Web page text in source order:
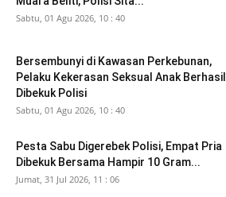
Sabtu, 01 Agu 2026, 10 : 40
Bersembunyi di Kawasan Perkebunan,
Pelaku Kekerasan Seksual Anak Berhasil
Dibekuk Polisi
Sabtu, 01 Agu 2026, 10 : 40
Pesta Sabu Digerebek Polisi, Empat Pria
Dibekuk Bersama Hampir 10 Gram...
Jumat, 31 Jul 2026, 11 : 06